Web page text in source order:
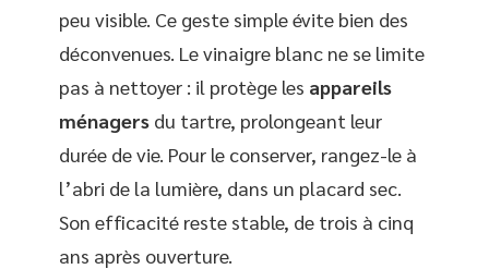
peu visible. Ce geste simple évite bien des
déconvenues. Le vinaigre blanc ne se limite
pas à nettoyer : il protège les appareils
ménagers du tartre, prolongeant leur
durée de vie. Pour le conserver, rangez-le à
l’abri de la lumière, dans un placard sec.
Son efficacité reste stable, de trois à cinq
ans après ouverture.